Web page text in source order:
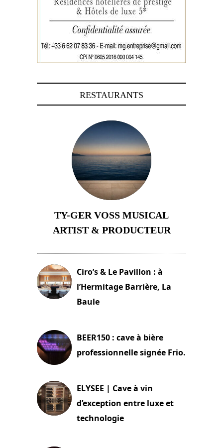
RESTAURANTS
TY-GER VOSS MUSICAL
ARTIST & PRODUCTEUR
Ciro’s & Le Pavillon : à
l’Hermitage Barrière, La
Baule
BEER150 : cave à bière
professionnelle signée Frio.
ELYSEE | Cave à vin
d’exception entre luxe et
technologie